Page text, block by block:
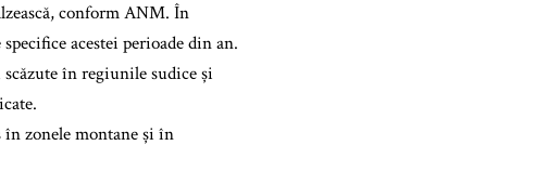
conform ANM. În
acestei perioade din an.
în regiunile sudice și
zonele montane și în